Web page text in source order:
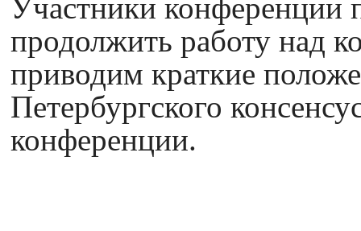
Участники конференции
продолжить работу над
приводим краткие
Петербургского
конференции.